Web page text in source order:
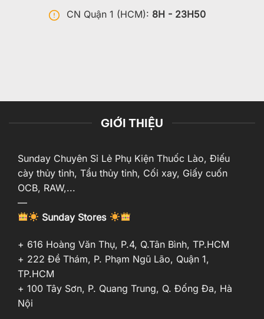
CN Quận 1 (HCM): 8H - 23H50
GIỚI THIỆU
Sunday Chuyên Sỉ Lẻ Phụ Kiện Thuốc Lào, Điếu
cày thủy tinh, Tẩu thủy tinh, Cối xay, Giấy cuốn
OCB, RAW,...
—
Sunday Stores
+ 616 Hoàng Văn Thụ, P.4, Q.Tân Bình, TP.HCM
+ 222 Đề Thám, P. Phạm Ngũ Lão, Quận 1,
TP.HCM
+ 100 Tây Sơn, P. Quang Trung, Q. Đống Đa, Hà
Nội